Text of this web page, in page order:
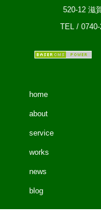
520-12 滋
TEL /
home
about
service
works
news
blog